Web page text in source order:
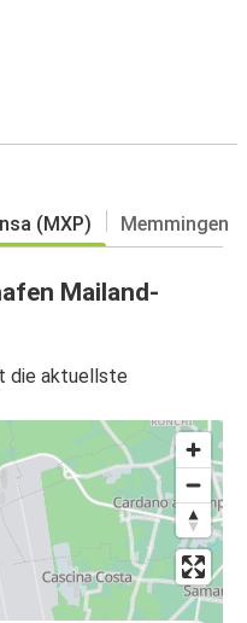
(MXP) Memmingen
Mailand-
die aktuellste